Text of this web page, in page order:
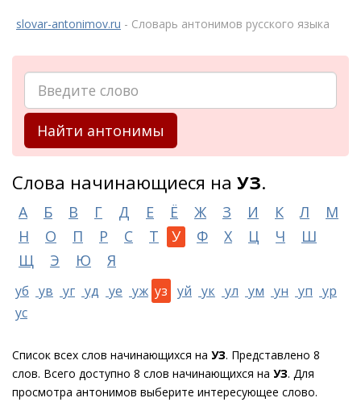
slovar-antonimov.ru - Словарь антонимов русского языка
Найти антонимы
Слова начинающиеся на УЗ.
А Б В Г Д Е Ё Ж З И К Л
М
Н
О П Р С Т У Ф Х Ц Ч
Ш
Щ
Э Ю Я
уб ув уг уд уе уж уз уй ук ул ум ун уп ур
ус
Список всех слов начинающихся на УЗ. Представлено 8
слов. Всего доступно 8 слов начинающихся на УЗ. Для
просмотра антонимов выберите интересующее слово.